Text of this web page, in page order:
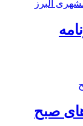
صبح